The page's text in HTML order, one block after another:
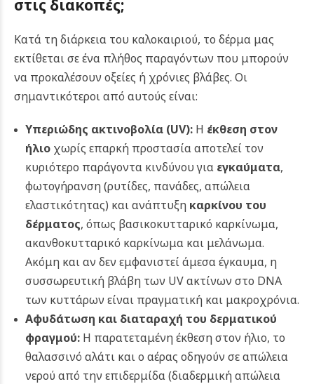
στις διακοπές;
Κατά τη διάρκεια του καλοκαιριού, το δέρμα μας
εκτίθεται σε ένα πλήθος παραγόντων που μπορούν
να προκαλέσουν οξείες ή χρόνιες βλάβες. Οι
σημαντικότεροι από αυτούς είναι:
Υπεριώδης ακτινοβολία (UV):Η έκθεση στον
ήλιοχωρίς επαρκή προστασία αποτελεί τον
κυριότερο παράγοντα κινδύνου για εγκαύματα,
φωτογήρανση (ρυτίδες, πανάδες, απώλεια
ελαστικότητας) και ανάπτυξη καρκίνου του
δέρματος, όπως βασικοκυτταρικό καρκίνωμα,
ακανθοκυτταρικό καρκίνωμα και μελάνωμα.
Ακόμη και αν δεν εμφανιστεί άμεσα έγκαυμα, η
συσσωρευτική βλάβη των UV ακτίνων στο DNA
των κυττάρων είναι πραγματική και μακροχρόνια.
Αφυδάτωση και διαταραχή του δερματικού
φραγμού:Η παρατεταμένη έκθεση στον ήλιο, το
θαλασσινό αλάτι και ο αέρας οδηγούν σε απώλεια
νερού από την επιδερμίδα (διαδερμική απώλεια